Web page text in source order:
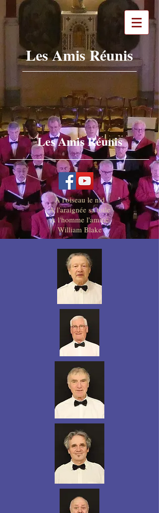
Les Amis Réunis
Les Amis Réunis
A l'oiseau le nid
A l'araignée sa toile
A l'homme l'amitié
William Blake